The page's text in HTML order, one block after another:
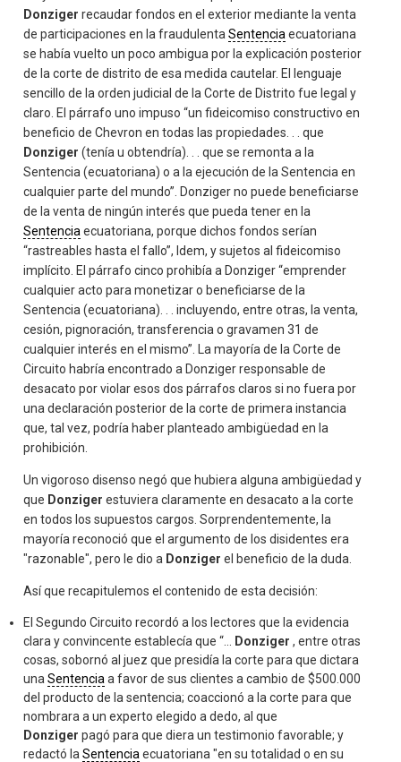
Donzigerrecaudar fondos en el exterior mediante la venta
de participaciones en la fraudulentaSentencia ecuatoriana
se había vuelto un poco ambigua por la explicación posterior
de la corte de distrito de esa medida cautelar. El lenguaje
sencillo de la orden judicial de la Corte de Distrito fue legal y
claro. El párrafo uno impuso “un fideicomiso constructivo en
beneficio de Chevron en todas las propiedades. . . que
Donziger(tenía u obtendría). . . que se remonta a la
Sentencia (ecuatoriana) o a la ejecución de la Sentencia en
cualquier parte del mundo”. Donziger no puede beneficiarse
de la venta de ningún interés que pueda tener en la
Sentencia ecuatoriana, porque dichos fondos serían
“rastreables hasta el fallo”, Idem, y sujetos al fideicomiso
implícito. El párrafo cinco prohibía a Donziger “emprender
cualquier acto para monetizar o beneficiarse de la
Sentencia (ecuatoriana). . . incluyendo, entre otras, la venta,
cesión, pignoración, transferencia o gravamen 31 de
cualquier interés en el mismo”. La mayoría de la Corte de
Circuito habría encontrado a Donziger responsable de
desacato por violar esos dos párrafos claros si no fuera por
una declaración posterior de la corte de primera instancia
que, tal vez, podría haber planteado ambigüedad en la
prohibición.
Un vigoroso disenso negó que hubiera alguna ambigüedad y
que Donzigerestuviera claramente en desacato a la corte
en todos los supuestos cargos. Sorprendentemente, la
mayoría reconoció que el argumento de los disidentes era
"razonable", pero le dio a Donzigerel beneficio de la duda.
Así que recapitulemos el contenido de esta decisión:
El Segundo Circuito recordó a los lectores que la evidencia
clara y convincente establecía que “...
Donziger, entre otras
cosas, sobornó al juez que presidía la corte para que dictara
unaSentencia a favor de sus clientes a cambio de $500.000
del producto de la sentencia; coaccionó a la corte para que
nombrara a un experto elegido a dedo, al que
Donzigerpagó para que diera un testimonio favorable; y
redactó laSentencia ecuatoriana "en su totalidad o en su